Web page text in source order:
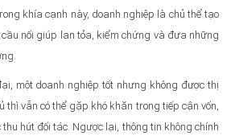
khía cạnh này, doanh nghiệp là chủ thể tạo
nối giúp lan tỏa, kiểm chứng và đưa những
một doanh nghiệp tốt nhưng không được thị
vẫn có thể gặp khó khăn trong tiếp cận vốn,
hút đối tác. Ngược lại, thông tin không chính